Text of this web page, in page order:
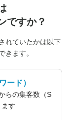
ですか？
れていたかは以下
きます。
ード）
らの集客数（S
す